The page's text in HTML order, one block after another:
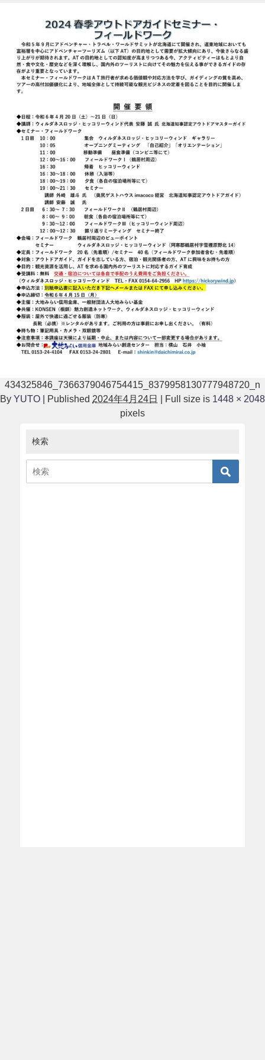
434325846_7366379046754415_8379958130777948720_n
By YUTO Published 2024年4月24日 Full size is 1448 × 2048
pixels
検索